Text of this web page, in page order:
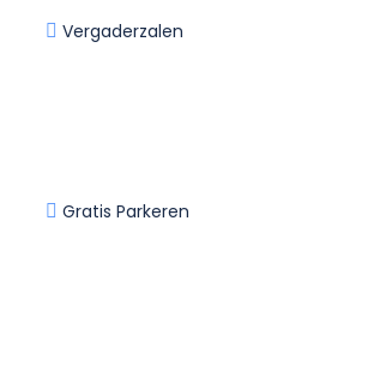
Vergaderzalen
Gratis Parkeren